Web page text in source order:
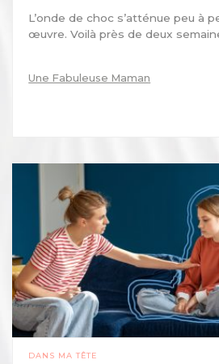
L’onde de choc s’atténue peu à
œuvre. Voilà près de deux
Une Fabuleuse Maman
DANS MA TÊTE